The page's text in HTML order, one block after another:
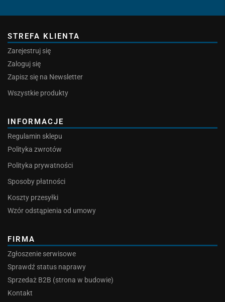
STREFA KLIENTA
Zarejestruj się
Zaloguj się
Zapisz się na Newsletter
Wszystkie produkty
INFORMACJE
Regulamin sklepu
Polityka zwrotów
Polityka prywatności
Sposoby płatności
Koszty przesyłki
Wzór odstąpienia od umowy
FIRMA
Zgłoszenie serwisowe
Sprawdź status naprawy
Sprzedaż B2B (strona w budowie)
Kontakt